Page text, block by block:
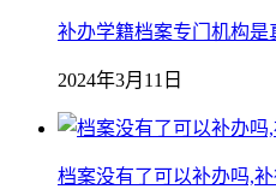
补办学籍档案专门机构是
2024年3月11日
档案没有了可以补办吗,